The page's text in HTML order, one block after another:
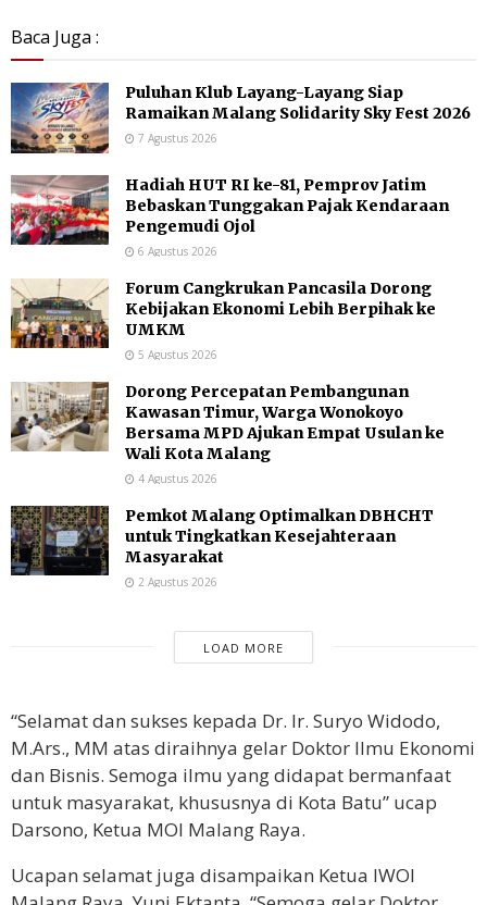
Baca Juga :
Puluhan Klub Layang-Layang Siap
Ramaikan Malang Solidarity Sky Fest 2026
7 Agustus 2026
Hadiah HUT RI ke-81, Pemprov Jatim
Bebaskan Tunggakan Pajak Kendaraan
Pengemudi Ojol
6 Agustus 2026
Forum Cangkrukan Pancasila Dorong
Kebijakan Ekonomi Lebih Berpihak ke
UMKM
5 Agustus 2026
Dorong Percepatan Pembangunan
Kawasan Timur, Warga Wonokoyo
Bersama MPD Ajukan Empat Usulan ke
Wali Kota Malang
4 Agustus 2026
Pemkot Malang Optimalkan DBHCHT
untuk Tingkatkan Kesejahteraan
Masyarakat
2 Agustus 2026
LOAD MORE
“Selamat dan sukses kepada Dr. Ir. Suryo Widodo,
M.Ars., MM atas diraihnya gelar Doktor Ilmu Ekonomi
dan Bisnis. Semoga ilmu yang didapat bermanfaat
untuk masyarakat, khususnya di Kota Batu” ucap
Darsono, Ketua MOI Malang Raya.
Ucapan selamat juga disampaikan Ketua IWOI